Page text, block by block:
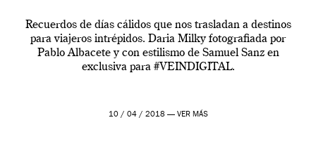
Recuerdos de días cálidos que nos trasladan a destinos
para viajeros intrépidos. Daria Milky fotografiada por
Pablo Albacete y con estilismo de Samuel Sanz en
exclusiva para #VEINDIGITAL.
10 / 04 / 2018 — VER MÁS